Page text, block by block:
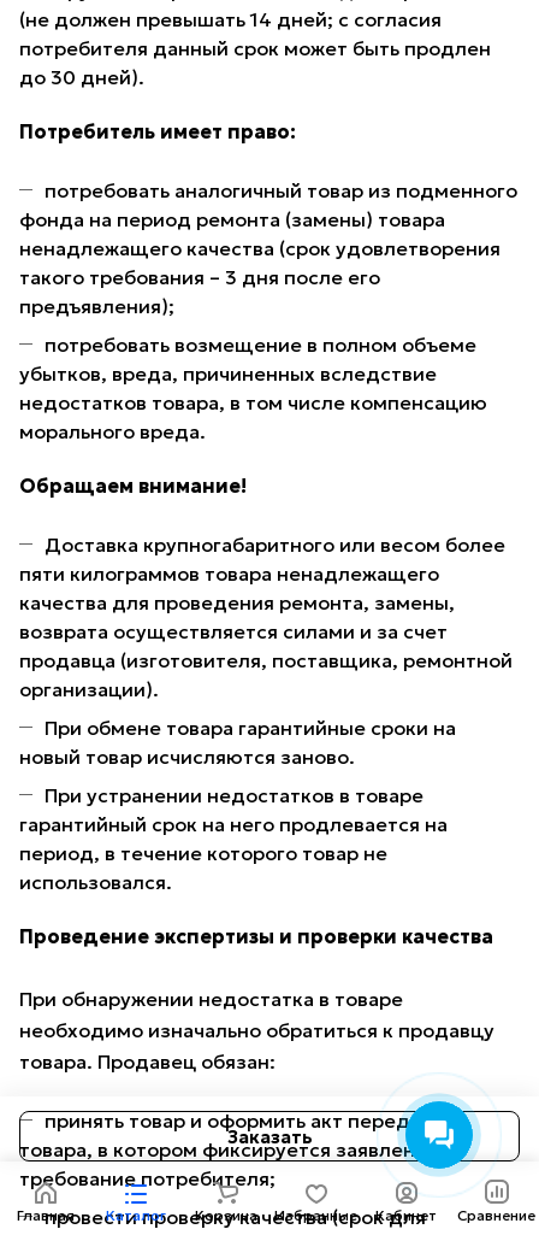
Заказать
(не должен превышать 14 дней; с согласия
потребителя данный срок может быть продлен
до 30 дней).
Потребитель имеет право:
потребовать аналогичный товар из подменного
фонда на период ремонта (замены) товара
ненадлежащего качества (срок удовлетворения
такого требования – 3 дня после его
предъявления);
потребовать возмещение в полном объеме
убытков, вреда, причиненных вследствие
недостатков товара, в том числе компенсацию
морального вреда.
Обращаем внимание!
Доставка крупногабаритного или весом более
пяти килограммов товара ненадлежащего
качества для проведения ремонта, замены,
возврата осуществляется силами и за счет
продавца (изготовителя, поставщика, ремонтной
организации).
При обмене товара гарантийные сроки на
новый товар исчисляются заново.
При устранении недостатков в товаре
гарантийный срок на него продлевается на
период, в течение которого товар не
использовался.
Проведение экспертизы и проверки качества
При обнаружении недостатка в товаре
необходимо изначально обратиться к продавцу
товара. Продавец обязан:
принять товар и оформить акт передачи
товара, в котором фиксируется заявленное
требование потребителя;
провести проверку качества (срок для
Главная Каталог Корзина Избранные Кабинет Сравнение